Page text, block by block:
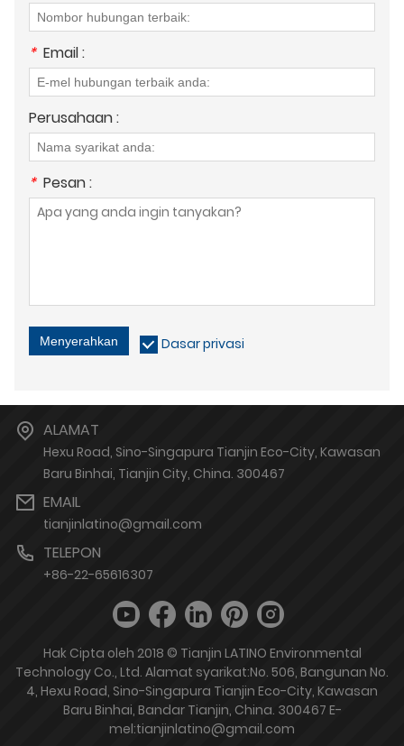
* Email :
Perusahaan :
* Pesan :
Menyerahkan Dasar privasi
ALAMAT
Hexu Road, Sino-Singapura Tianjin Eco-City, Kawasan
Baru Binhai, Tianjin City, China. 300467
EMAIL
tianjinlatino@gmail.com
TELEPON
+86-22-65616307
Hak Cipta oleh 2018 © Tianjin LATINO Environmental
Technology Co., Ltd. Alamat syarikat:No. 506, Bangunan No.
4, Hexu Road, Sino-Singapura Tianjin Eco-City, Kawasan
Baru Binhai, Bandar Tianjin, China. 300467 E-
mel:tianjinlatino@gmail.com